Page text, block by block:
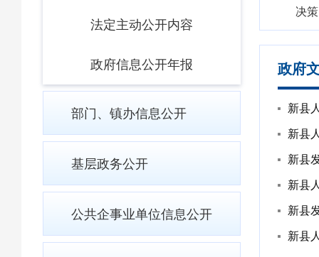
法定主动公开内容
政府信息公开年报
部门、镇办信息公开
基层政务公开
公共企事业单位信息公开
决
政府
新县
新县
新县
新县
新县